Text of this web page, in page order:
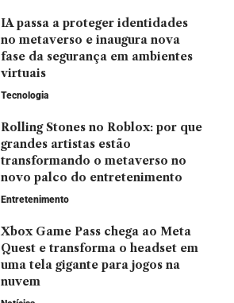
IA passa a proteger identidades
no metaverso e inaugura nova
fase da segurança em ambientes
virtuais
Tecnologia
Rolling Stones no Roblox: por que
grandes artistas estão
transformando o metaverso no
novo palco do entretenimento
Entretenimento
Xbox Game Pass chega ao Meta
Quest e transforma o headset em
uma tela gigante para jogos na
nuvem